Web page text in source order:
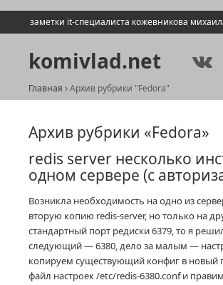
заметки it-специалиста кожевникова
komivlad.net
Главная Архив рубрики "Fedora"
Архив рубрики «Fedora»
redis server несколько
одном сервере (с
Возникла необходимость на одно из
вторую копию redis-server, но только на
стандартный порт редиски 6379, то я
следующий — 6380, дело за малым —
копируем существующий конфиг в новый
файл настроек /etc/redis-6380.conf и